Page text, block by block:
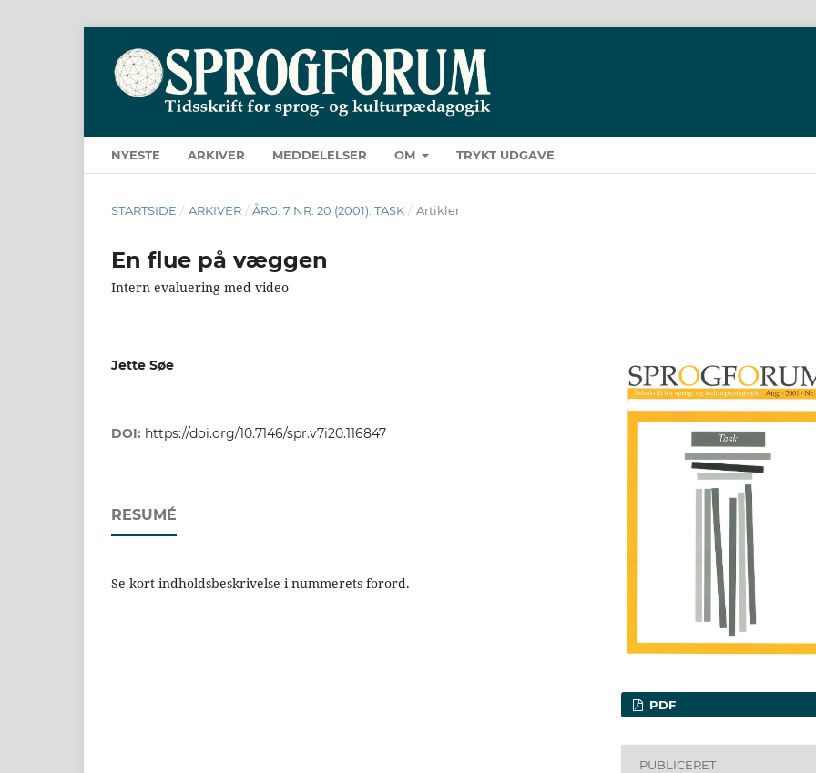
NYESTE ARKIVER MEDDELELSER OM TRYKT UDGAVE
STARTSIDE / ARKIVER / ÅRG. 7 NR. 20 (2001): TASK / Artikler
En flue på væggen
Intern evaluering med video
Jette Søe
DOI: https://doi.org/10.7146/spr.v7i20.116847
RESUMÉ
Se kort indholdsbeskrivelse i nummerets forord.
PDF
PUBLICERET